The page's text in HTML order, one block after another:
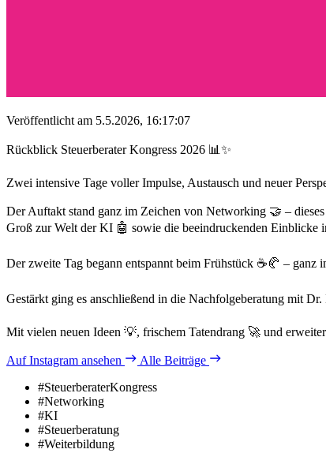
Veröffentlicht am 5.5.2026, 16:17:07
Rückblick Steuerberater Kongress 2026 📊✨
Zwei intensive Tage voller Impulse, Austausch und neuer
Der Auftakt stand ganz im Zeichen von Networking 🤝 –
Groß zur Welt der KI 🤖 sowie die beeindruckenden
Der zweite Tag begann entspannt beim Frühstück ☕🥐 –
Gestärkt ging es anschließend in die Nachfolgeberatung mit
Mit vielen neuen Ideen 💡, frischem Tatendrang 🚀 und
Auf Instagram ansehen
Alle Beiträge
#SteuerberaterKongress
#Networking
#KI
#Steuerberatung
#Weiterbildung